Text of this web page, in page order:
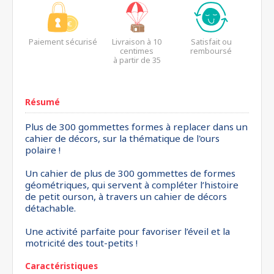
Paiement sécurisé
Livraison à 10
centimes
à partir de 35
Satisfait ou
remboursé
Résumé
Plus de 300 gommettes formes à replacer dans un
cahier de décors, sur la thématique de l'ours
polaire !
Un cahier de plus de 300 gommettes de formes
géométriques, qui servent à compléter l’histoire
de petit ourson, à travers un cahier de décors
détachable.
Une activité parfaite pour favoriser l’éveil et la
motricité des tout-petits !
Caractéristiques